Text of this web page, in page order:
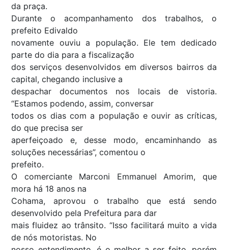
da praça.
Durante o acompanhamento dos trabalhos, o
prefeito Edivaldo
novamente ouviu a população. Ele tem dedicado
parte do dia para a fiscalização
dos serviços desenvolvidos em diversos bairros da
capital, chegando inclusive a
despachar documentos nos locais de vistoria.
“Estamos podendo, assim, conversar
todos os dias com a população e ouvir as críticas,
do que precisa ser
aperfeiçoado e, desse modo, encaminhando as
soluções necessárias”, comentou o
prefeito.
O comerciante Marconi Emmanuel Amorim, que
mora há 18 anos na
Cohama, aprovou o trabalho que está sendo
desenvolvido pela Prefeitura para dar
mais fluidez ao trânsito. “Isso facilitará muito a vida
de nós motoristas. No